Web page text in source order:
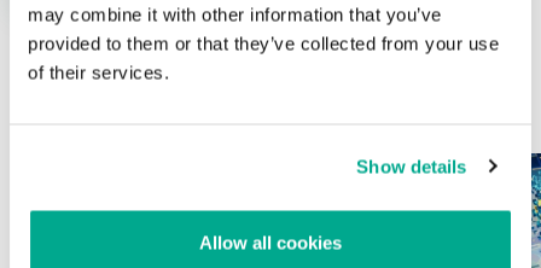
may combine it with other information that you’ve
provided to them or that they’ve collected from your use
of their services.
Show details
Allow all cookies